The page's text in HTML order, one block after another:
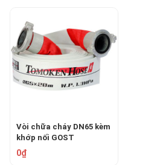
Vòi chữa cháy DN65 kèm
khớp nối GOST
TOMOKEN 03-TMKH-
306513
0₫